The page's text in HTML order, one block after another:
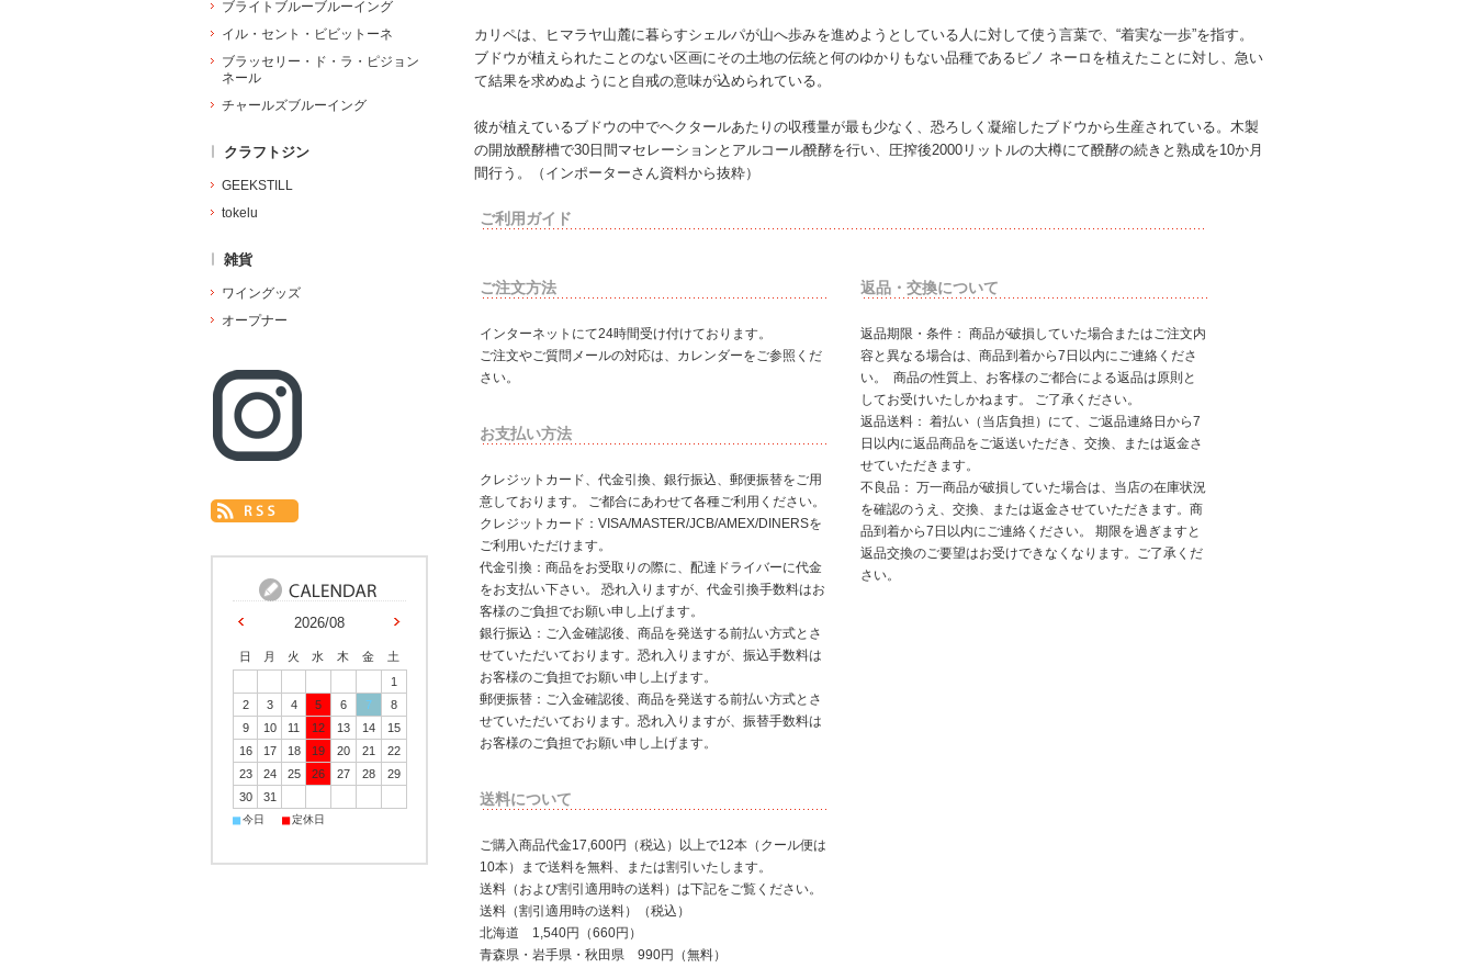
カリペは、ヒマラヤ山麓に暮らすシェルパが山へ歩みを進めようとしている人に対して使う言葉で、“着実な一歩”を指す。
ブドウが植えられたことのない区画にその土地の伝統と何のゆかりもない品種であるピノ ネーロを植えたことに対し、急い
て結果を求めぬようにと自戒の意味が込められている。
彼が植えているブドウの中でヘクタールあたりの収穫量が最も少なく、恐ろしく凝縮したブドウから生産されている。木製
の開放醗酵槽で30日間マセレーションとアルコール醗酵を行い、圧搾後2000リットルの大樽にて醗酵の続きと熟成を10か月
間行う。（インポーターさん資料から抜粋）
ご利用ガイド
ご注文方法
インターネットにて24時間受け付けております。
ご注文やご質問メールの対応は、カレンダーをご参照くだ
さい。
お支払い方法
クレジットカード、代金引換、銀行振込、郵便振替をご用
意しております。 ご都合にあわせて各種ご利用ください。
クレジットカード：VISA/MASTER/JCB/AMEX/DINERSを
ご利用いただけます。
代金引換：商品をお受取りの際に、配達ドライバーに代金
をお支払い下さい。 恐れ入りますが、代金引換手数料はお
客様のご負担でお願い申し上げます。
銀行振込：ご入金確認後、商品を発送する前払い方式とさ
せていただいております。恐れ入りますが、振込手数料は
お客様のご負担でお願い申し上げます。
郵便振替：ご入金確認後、商品を発送する前払い方式とさ
せていただいております。恐れ入りますが、振替手数料は
お客様のご負担でお願い申し上げます。
送料について
ご購入商品代金17,600円（税込）以上で12本（クール便は
10本）まで送料を無料、または割引いたします。
送料（および割引適用時の送料）は下記をご覧ください。
送料（割引適用時の送料）（税込）
北海道 1,540円（660円）
青森県・岩手県・秋田県 990円（無料）
返品・交換について
返品期限・条件： 商品が破損していた場合またはご注文内
容と異なる場合は、商品到着から7日以内にご連絡くださ
い。 商品の性質上、お客様のご都合による返品は原則と
してお受けいたしかねます。 ご了承ください。
返品送料： 着払い（当店負担）にて、ご返品連絡日から7
日以内に返品商品をご返送いただき、交換、または返金さ
せていただきます。
不良品： 万一商品が破損していた場合は、当店の在庫状況
を確認のうえ、交換、または返金させていただきます。商
品到着から7日以内にご連絡ください。 期限を過ぎますと
返品交換のご要望はお受けできなくなります。ご了承くだ
さい。
ブライトブルーブルーイング
イル・セント・ビビットーネ
ブラッセリー・ド・ラ・ピジョン
ネール
チャールズブルーイング
クラフトジン
GEEKSTILL
tokelu
雑貨
ワイングッズ
オープナー
2026/08
日 月 火 水 木 金
土
1
2
3 4 5 6 7
8
9
10 11 12 13 14
15
16
17 18 19 20 21
22
23
24 25 26 27 28
29
30
31
■今日 ■定休日